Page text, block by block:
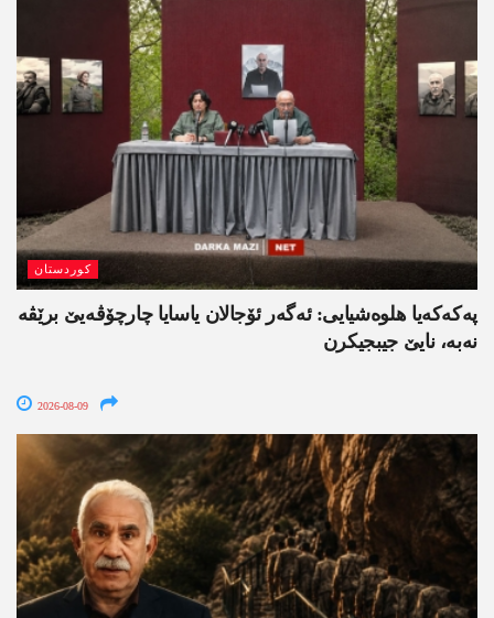
کوردستان
په‌كه‌كه‌یا هلوه‌شیایی: ئەگەر ئۆجالان یاسایا چارچۆڤەیێ برێڤە
نه‌به‌، نایێ جیبجیکرن
2026-08-09